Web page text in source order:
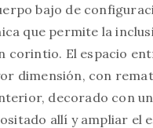
bajo de
que permite la
El espacio
dimensión, con
decorado con
allí y ampliar el